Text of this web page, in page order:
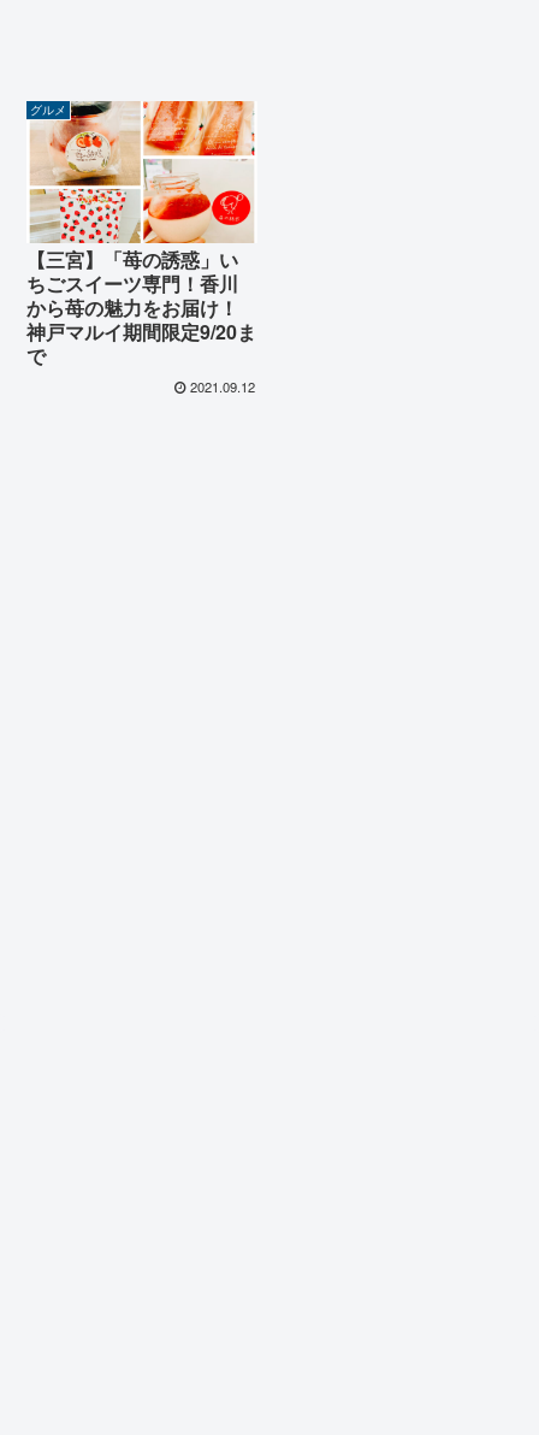
グルメ
【三宮】「苺の誘惑」い
ちごスイーツ専門！香川
から苺の魅力をお届け！
神戸マルイ期間限定9/20ま
で
2021.09.12